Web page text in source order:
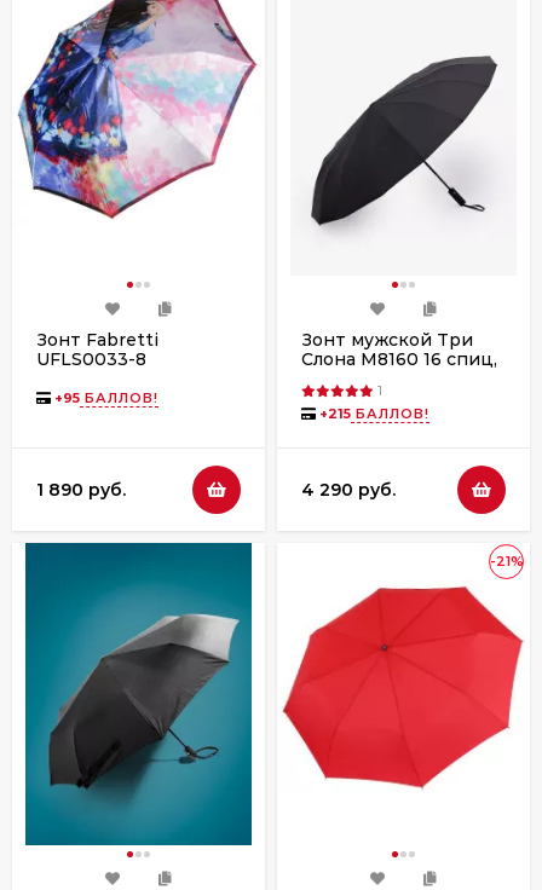
Зонт Fabretti
UFLS0033-8
+95 БАЛЛОВ!
1 890 руб.
Зонт мужской Три
Слона M8160 16 спиц,
1
+215 БАЛЛОВ!
4 290 руб.
-21%